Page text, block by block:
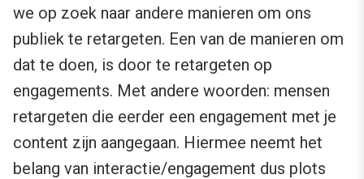
we op zoek naar andere manieren om ons
publiek te retargeten. Een van de manieren om
dat te doen, is door te retargeten op
engagements. Met andere woorden: mensen
retargeten die eerder een engagement met je
content zijn aangegaan. Hiermee neemt het
belang van interactie/engagement dus plots